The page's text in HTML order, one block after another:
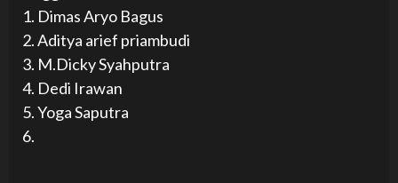
1. Dimas Aryo Bagus
2. Aditya arief priambudi
3. M.Dicky Syahputra
4. Dedi Irawan
5. Yoga Saputra
6.